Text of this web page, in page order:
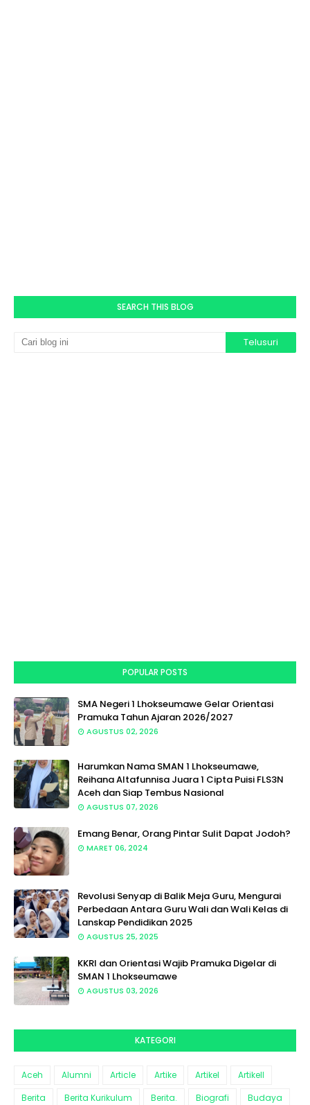
SEARCH THIS BLOG
POPULAR POSTS
SMA Negeri 1 Lhokseumawe Gelar Orientasi
Pramuka Tahun Ajaran 2026/2027
AGUSTUS 02, 2026
Harumkan Nama SMAN 1 Lhokseumawe,
Reihana Altafunnisa Juara 1 Cipta Puisi FLS3N
Aceh dan Siap Tembus Nasional
AGUSTUS 07, 2026
Emang Benar, Orang Pintar Sulit Dapat Jodoh?
MARET 06, 2024
Revolusi Senyap di Balik Meja Guru, Mengurai
Perbedaan Antara Guru Wali dan Wali Kelas di
Lanskap Pendidikan 2025
AGUSTUS 25, 2025
KKRI dan Orientasi Wajib Pramuka Digelar di
SMAN 1 Lhokseumawe
AGUSTUS 03, 2026
KATEGORI
Aceh Alumni Article Artike Artikel
Artikell
Berita
Berita Kurikulum Berita. Biografi
Budaya